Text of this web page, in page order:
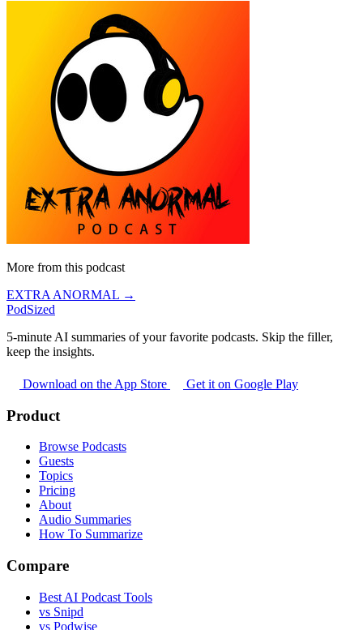
More from this podcast
EXTRA ANORMAL →
PodSized
5-minute AI summaries of your favorite podcasts. Skip the filler,
keep the insights.
Download on the App Store Get it on Google Play
Product
Browse Podcasts
Guests
Topics
Pricing
About
Audio Summaries
How To Summarize
Compare
Best AI Podcast Tools
vs Snipd
vs Podwise